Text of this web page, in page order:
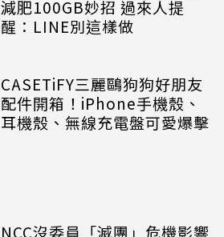
減肥100GB妙招 過來人提
醒：LINE別這樣做
CASETiFY三麗鷗狗狗好朋友
配件開箱！iPhone手機殼、
耳機殼、無線充電盤可愛爆擊
NCC沒委員「滅團」危機影響